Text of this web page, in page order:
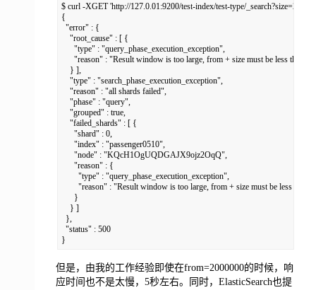
$ curl -XGET 'http://127.0.01:9200/test-index/test-type/
{
"error" : {
"root_cause" : [ {
"type" : "query_phase_execution_exception",
"reason" : "Result window is too large, from + size must be less than or
} ],
"type" : "search_phase_execution_exception",
"reason" : "all shards failed",
"phase" : "query",
"grouped" : true,
"failed_shards" : [ {
"shard" : 0,
"index" : "passenger0510",
"node" : "KQcH1OgUQDGAJX9ojz2OqQ",
"reason" : {
"type" : "query_phase_execution_exception",
"reason" : "Result window is too large, from + size must be less than
}
} ]
},
"status" : 500
}
但是，由我的工作经验即使在from=2000000的时候，响
应时间也不是太慢，5秒左右。同时，ElasticSearch也提